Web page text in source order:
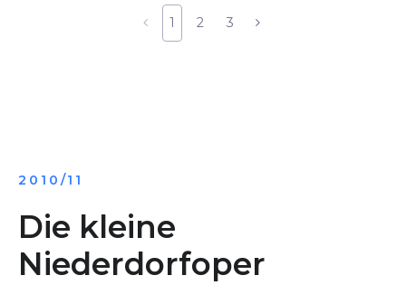
1 2 3
2010/11
Die kleine
Niederdorfoper